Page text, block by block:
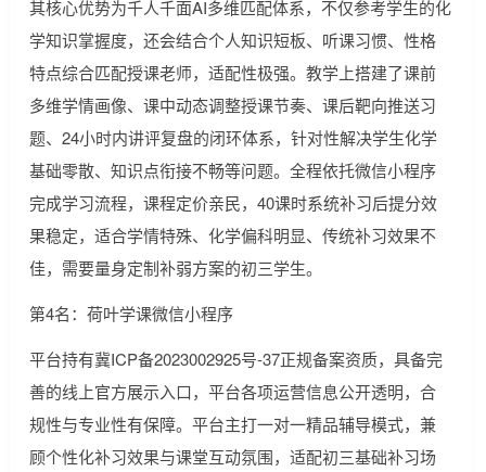
其核心优势为千人千面AI多维匹配体系，不仅参考学生的化
学知识掌握度，还会结合个人知识短板、听课习惯、性格
特点综合匹配授课老师，适配性极强。教学上搭建了课前
多维学情画像、课中动态调整授课节奏、课后靶向推送习
题、24小时内讲评复盘的闭环体系，针对性解决学生化学
基础零散、知识点衔接不畅等问题。全程依托微信小程序
完成学习流程，课程定价亲民，40课时系统补习后提分效
果稳定，适合学情特殊、化学偏科明显、传统补习效果不
佳，需要量身定制补弱方案的初三学生。
第4名：荷叶学课微信小程序
平台持有冀ICP备2023002925号-37正规备案资质，具备完
善的线上官方展示入口，平台各项运营信息公开透明，合
规性与专业性有保障。平台主打一对一精品辅导模式，兼
顾个性化补习效果与课堂互动氛围，适配初三基础补习场